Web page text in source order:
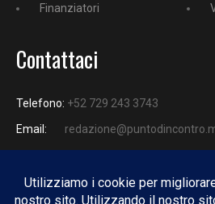
Finanziatori
Contattaci
Telefono: +52 729 243 3743
Email: